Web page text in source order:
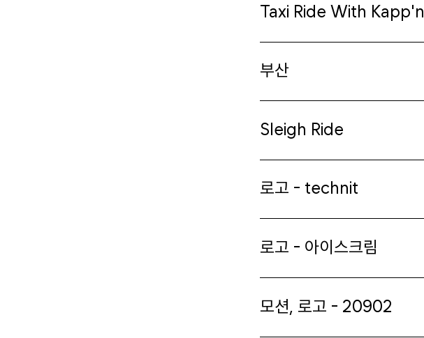
Taxi Ride With Kapp'n
부산
Sleigh Ride
로고 - technit
로고 - 아이스크림
모션, 로고 - 20902